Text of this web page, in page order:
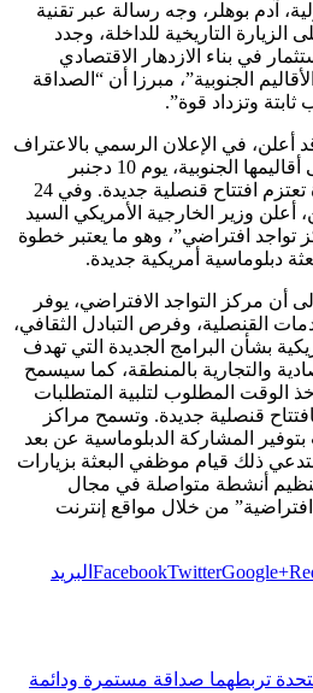
آدم بوهلر، وجه رسالة عبر تقنية
التاريخية للداخلة، وجدد
في بناء الازدهار الاقتصادي
الجنوبية”، مبرزا أن “الصداقة
ثابتة وتزداد قوة”.
أعلن، في الإعلان الرسمي بالاعتراف
بسيادة المملكة المغربية على أقاليمها الجنوبية، يوم 10 دجنبر
الماضي، أن الولايات المتحدة تعتزم افتتاح قنصلية جديدة. وفي 24
أعلن وزير الخارجية الأمريكي السيد
تواجد افتراضي”، وهو ما يعتبر خطوة
دبلوماسية أمريكية جديدة.
أن مركز التواجد الافتراضي، يوفر
القنصلية، وفرص التبادل الثقافي،
بشأن البرامج الجديدة التي تهدف
والتجارية بالمنطقة، كما سيسمح
الوقت المطلوب لتلبية المتطلبات
بافتتاح قنصلية جديدة. وتسمح مراكز
بتوفير المشاركة الدبلوماسية عن بعد
ذلك قيام موظفي البعثة بزيارات
أنشطة متواصلة في مجال
من خلال مواقع إنترنت
FacebookTwitterGoogle+
البريد
تربطهما صداقة مستمرة ودائمة